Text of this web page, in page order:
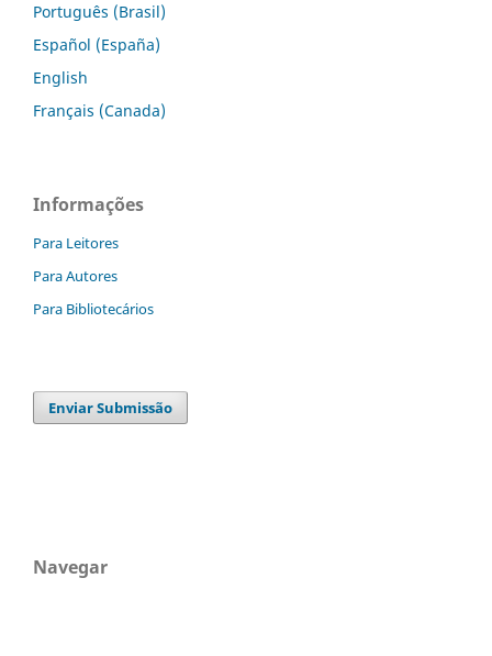
Português (Brasil)
Español (España)
English
Français (Canada)
Informações
Para Leitores
Para Autores
Para Bibliotecários
Enviar Submissão
Navegar